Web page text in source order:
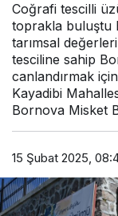
Coğrafi tescilli
toprakla buluştu
tarımsal
tesciline sahip
canlandırmak
Kayadibi
Bornova Misket
15 Şubat 2025,